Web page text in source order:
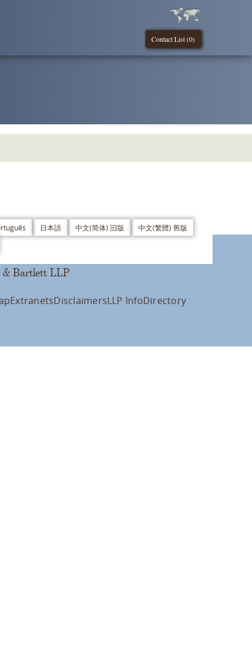
Contact List (0)
日本語 中文(简体) 旧版
中文(繁體) 舊版
& Bartlett LLP
ExtranetsDisclaimersLLP InfoDirectory